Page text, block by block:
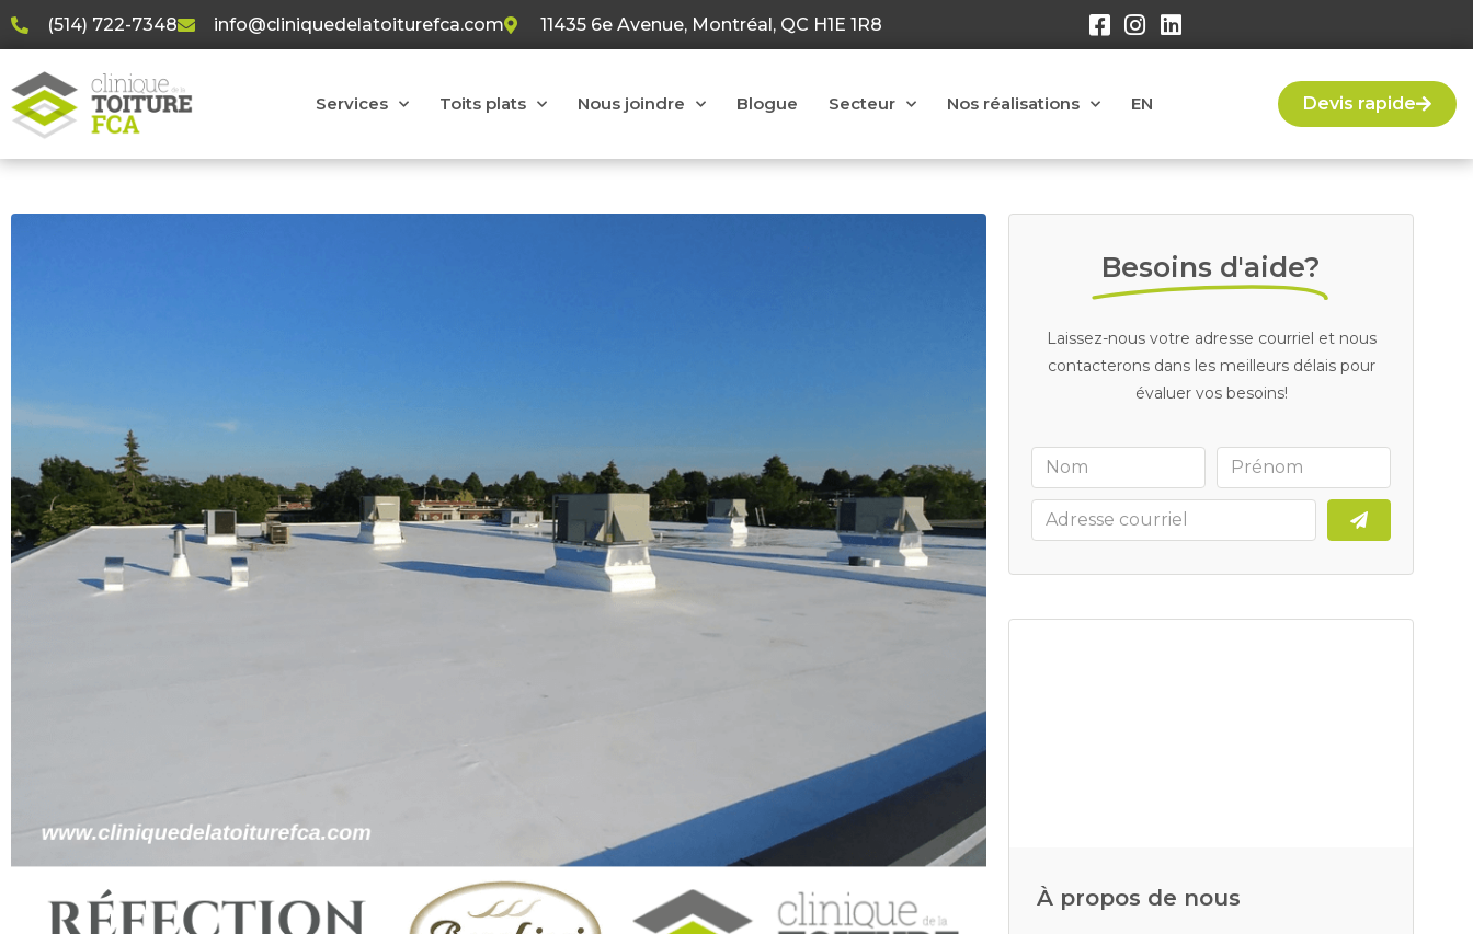
(514) 722-7348 info@cliniquedelatoiturefca.com 11435 6e Avenue, Montréal, QC H1E 1R8
Services Toits plats Nous joindre Blogue Secteur Nos réalisations EN Devis rapide
Besoins d'aide?
Laissez-nous votre adresse courriel et nous
contacterons dans les meilleurs délais pour
évaluer vos besoins!
À propos de nous